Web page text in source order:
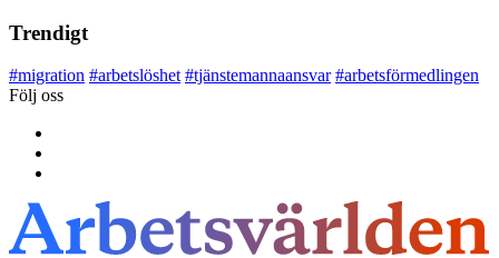
Trendigt
#migration #arbetslöshet #tjänstemannaansvar #arbetsförmedlingen
Följ oss